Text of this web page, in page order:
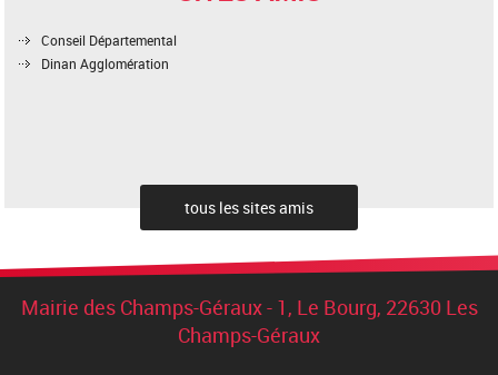
Conseil Départemental
Dinan Agglomération
tous les sites amis
Mairie des Champs-Géraux - 1, Le Bourg, 22630 Les
Champs-Géraux